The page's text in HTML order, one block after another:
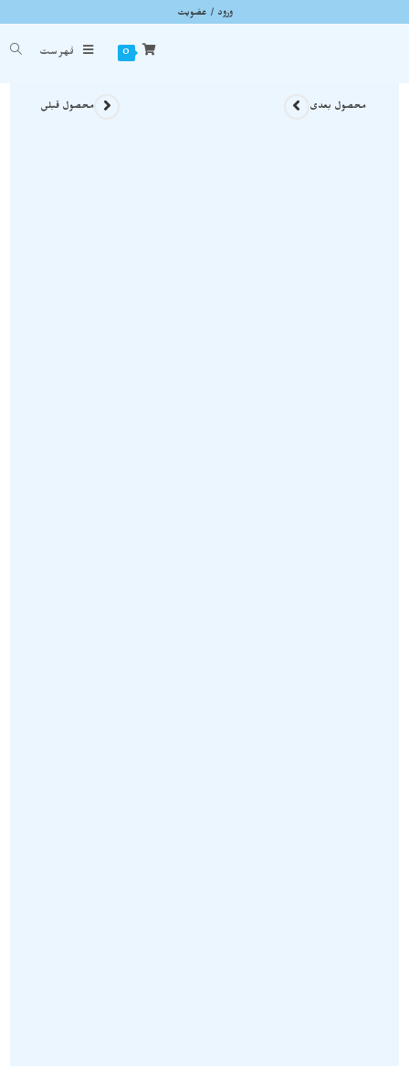
ورود / عضویت
0 فهرست
گردنبند پیریت یا طلای ابلهان راف نمونه اصل و معدنی A1132
محصول قبلی محصول بعدی